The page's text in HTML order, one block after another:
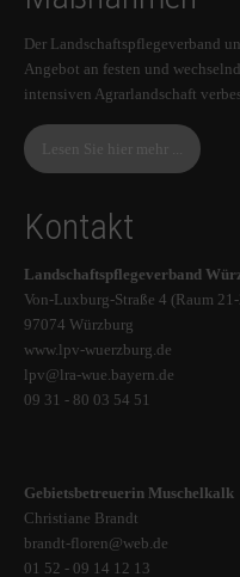
Der Landschaftspflegeverband
Angebot an festen und
intensiven Agrarlandschaft
Lesen Sie hier mehr ...
Kontakt
Landschaftspflegeverband
Von-Luxburg-Straße 4 (Raum
97074 Würzburg
www.lpv-wuerzburg.de
lpv@lra-wue.bayern.de
09 31 - 80 03 54 51
Gebietsbetreuerin Muschelkalk
Christiane Brandt
brandt-floren@web.de
01 52 - 09 14 12 13